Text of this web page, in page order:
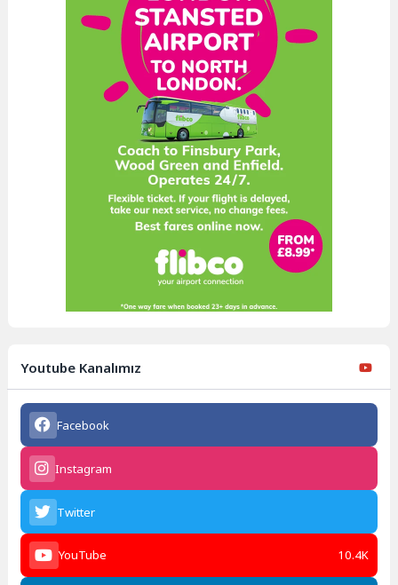
Youtube Kanalımız
Facebook
Instagram
Twitter
YouTube 10.4K